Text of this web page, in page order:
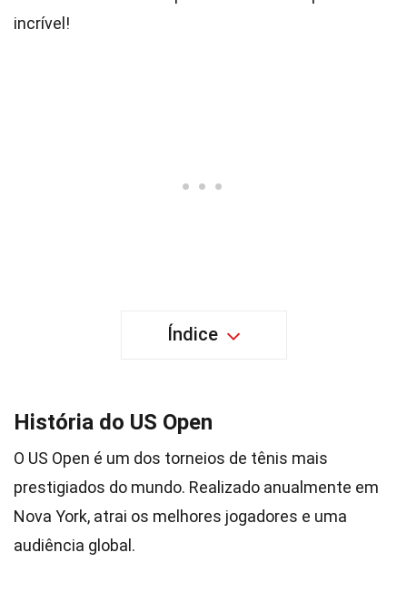
incrível!
Índice
História do US Open
O US Open é um dos torneios de tênis mais
prestigiados do mundo. Realizado anualmente em
Nova York, atrai os melhores jogadores e uma
audiência global.